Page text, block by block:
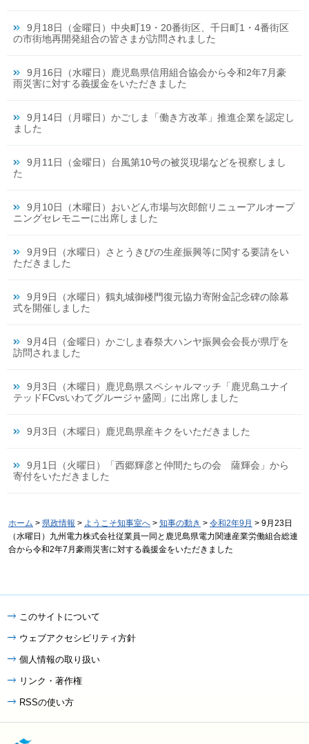
9月18日（金曜日）中央町19・20番街区、千日町1・4番街区
の市街地再開発組合の皆さまが訪問されました
9月16日（水曜日）鹿児島県信用組合協会から令和2年7月豪
雨災害に対する義援金をいただきました
9月14日（月曜日）かごしま「働き方改革」推進企業を認定し
ました
9月11日（金曜日）台風第10号の被災現場などを視察しまし
た
9月10日（木曜日）おいどん市場与次郎館リニューアルオープ
ニングセレモニーに出席しました
9月9日（水曜日）さとうきびの生産振興等に関する要請をい
ただきました
9月9日（水曜日）鶴丸城御楼門復元協力寄附金記念碑の除幕
式を開催しました
9月4日（金曜日）かごしま春祭大ハンヤ振興会会長が県庁を
訪問されました
9月3日（木曜日）鹿児島県スペシャルマッチ「鹿児島ユナイ
テッドFCvsいわてグルージャ盛岡」に出席しました
9月3日（木曜日）鹿児島県産キクをいただきました
9月1日（火曜日）「西郷輝彦と仲間たちの会 薩輝会」から
寄付をいただきました
ホーム > 県政情報 > ようこそ知事室へ > 知事の動き > 令和2年9月 > 9月23日
（水曜日）九州電力株式会社従業員一同と鹿児島県電力関連産業労働組合総連
合から令和2年7月豪雨災害に対する義援金をいただきました
このサイトについて
ウェブアクセシビリティ方針
個人情報の取り扱い
リンク・著作権
RSSの使い方